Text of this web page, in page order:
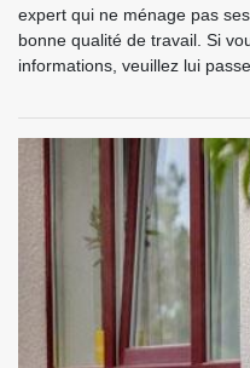
expert qui ne ménage pas
bonne qualité de travail. Si
informations, veuillez lui